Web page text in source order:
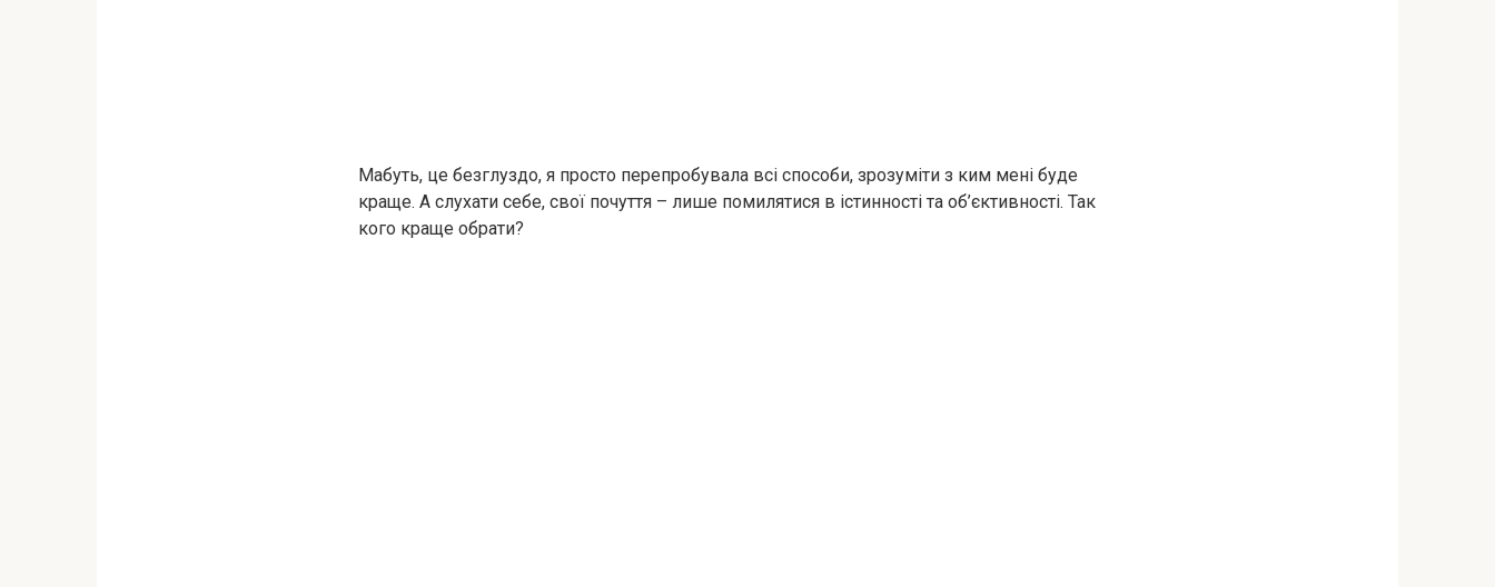
Мабуть, це безглуздо, я просто перепробувала всі способи, зрозуміти з ким мені буде
краще. А слухати себе, свої почуття – лише помилятися в істинності та об’єктивності. Так
кого краще обрати?